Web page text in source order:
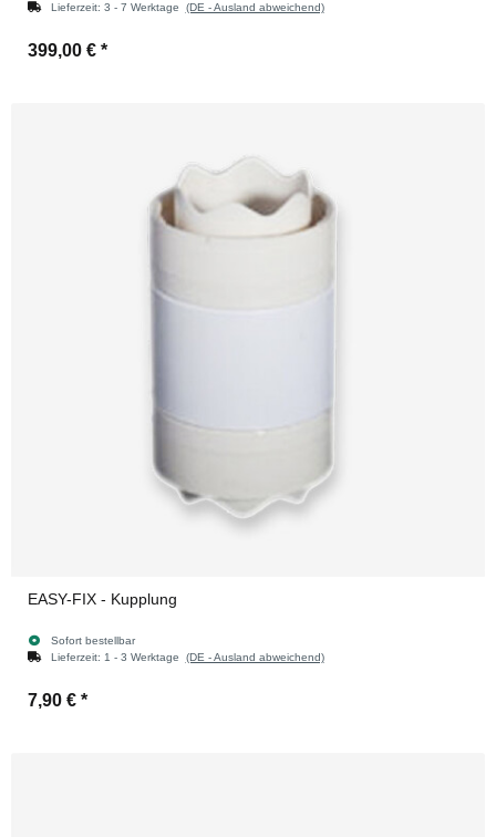
Lieferzeit: 3 - 7 Werktage (DE - Ausland abweichend)
399,00 € *
EASY-FIX - Kupplung
Sofort bestellbar
Lieferzeit: 1 - 3 Werktage (DE - Ausland abweichend)
7,90 € *